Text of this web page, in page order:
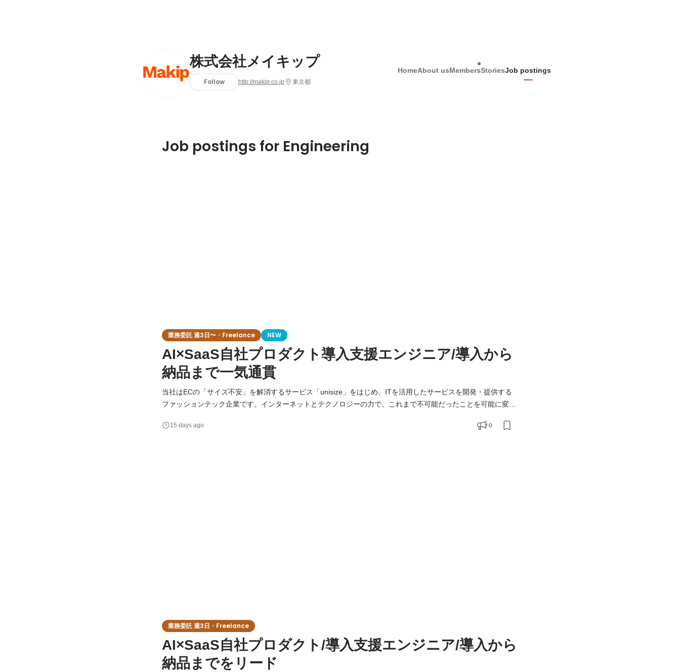
株式会社メイキップ
Follow http://makip.co.jp 東京都
HomeAbout usMembersStoriesJob postings
Job postings for Engineering
業務委託 週3日〜・Freelance NEW
AI×SaaS自社プロダクト導入支援エンジニア/導入から
納品まで一気通貫
当社はECの「サイズ不安」を解消するサービス「unisize」をはじめ、ITを活用したサービスを開発・提供する
ファッションテック企業です。インターネットとテクノロジーの力で、これまで不可能だったことを可能に変
を多くのクライアントへスムーズに導入をしていくため、体制の強化を行っています。 ゼロからプロダクトを開
15 days ago 0
業務委託 週3日・Freelance
AI×SaaS自社プロダクト/導入支援エンジニア/導入から
納品までをリード